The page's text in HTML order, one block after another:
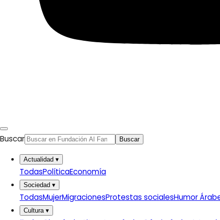
Buscar Buscar
Actualidad ▾
TodasPolíticaEconomía
Sociedad ▾
TodasMujerMigracionesProtestas socialesHumor
Cultura ▾
Prensa árabe
Artículos traducidos
Argelia
Baréin
Catar
Egipto
Emiratos Árabes Unidos
Ver todos